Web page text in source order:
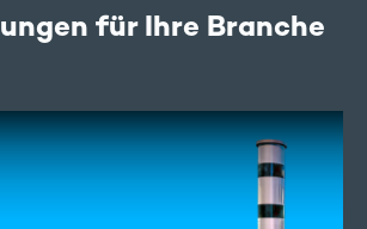
für Ihre Branche